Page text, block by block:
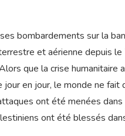
bombardements sur la
et aérienne depuis
que la crise humanitaire
en jour, le monde ne fait
ont été menées
ont été blessés